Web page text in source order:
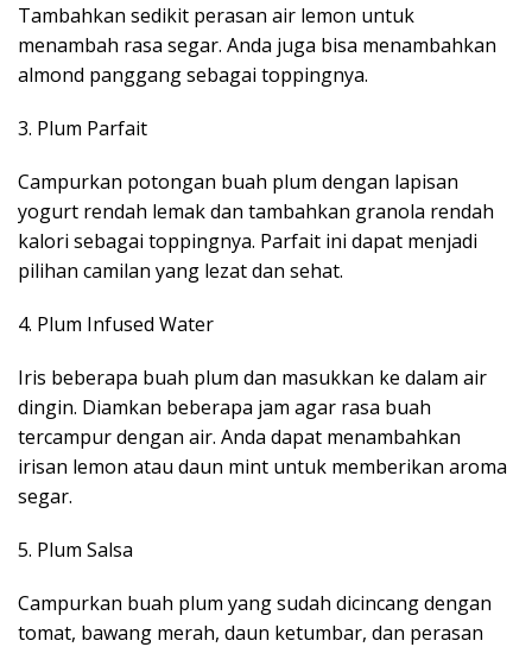
Tambahkan sedikit perasan air lemon untuk
menambah rasa segar. Anda juga bisa menambahkan
almond panggang sebagai toppingnya.
3. Plum Parfait
Campurkan potongan buah plum dengan lapisan
yogurt rendah lemak dan tambahkan granola rendah
kalori sebagai toppingnya. Parfait ini dapat menjadi
pilihan camilan yang lezat dan sehat.
4. Plum Infused Water
Iris beberapa buah plum dan masukkan ke dalam air
dingin. Diamkan beberapa jam agar rasa buah
tercampur dengan air. Anda dapat menambahkan
irisan lemon atau daun mint untuk memberikan aroma
segar.
5. Plum Salsa
Campurkan buah plum yang sudah dicincang dengan
tomat, bawang merah, daun ketumbar, dan perasan